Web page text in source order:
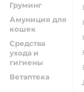
Груминг
Амуниция для
кошек
Средства
ухода и
гигиены
Ветаптека